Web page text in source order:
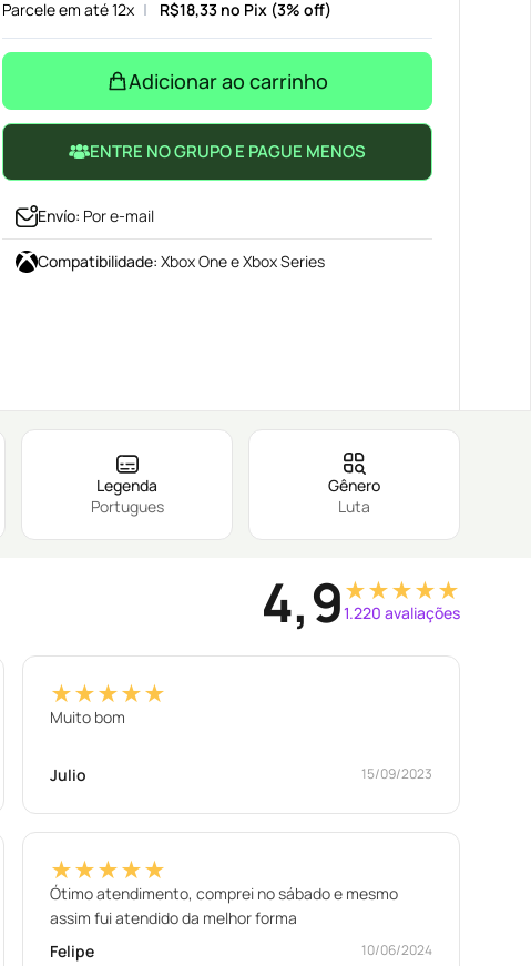
Parcele em até 12x R$18,33no Pix (3% off)
Adicionar ao carrinho
ENTRE NO GRUPO E PAGUE MENOS
Envío: Por e-mail
Compatibilidade: Xbox One e Xbox Series
Legenda
Portugues
Gênero
Luta
4,9★★★★★
1.220 avaliações
★★★★★
Muito bom
Julio 15/09/2023
★★★★★
Ótimo atendimento, comprei no sábado e mesmo
assim fui atendido da melhor forma
Felipe
10/06/2024